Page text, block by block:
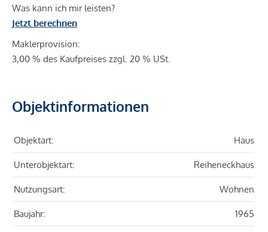
Was kann ich mir leisten?
Jetzt berechnen
Maklerprovision:
3,00 % des Kaufpreises zzgl. 20 % USt.
Objektinformationen
Objektart: Haus
Unterobjektart: Reiheneckhaus
Nutzungsart: Wohnen
Baujahr: 1965